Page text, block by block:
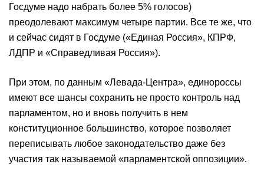
Госдуме надо набрать более 5% голосов)
преодолевают максимум четыре партии. Все те же, что
и сейчас сидят в Госдуме («Единая Россия», КПРФ,
ЛДПР и «Справедливая Россия»).
При этом, по данным «Левада-Центра», единороссы
имеют все шансы сохранить не просто контроль над
парламентом, но и вновь получить в нем
конституционное большинство, которое позволяет
переписывать любое законодательство даже без
участия так называемой «парламентской оппозиции».